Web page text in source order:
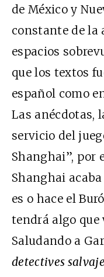
de México y
constante de la
espacios
que los textos
español como
Las anécdotas,
servicio del
Shanghai”, por
Shanghai
es o hace el
tendrá algo que
Saludando a
detectives